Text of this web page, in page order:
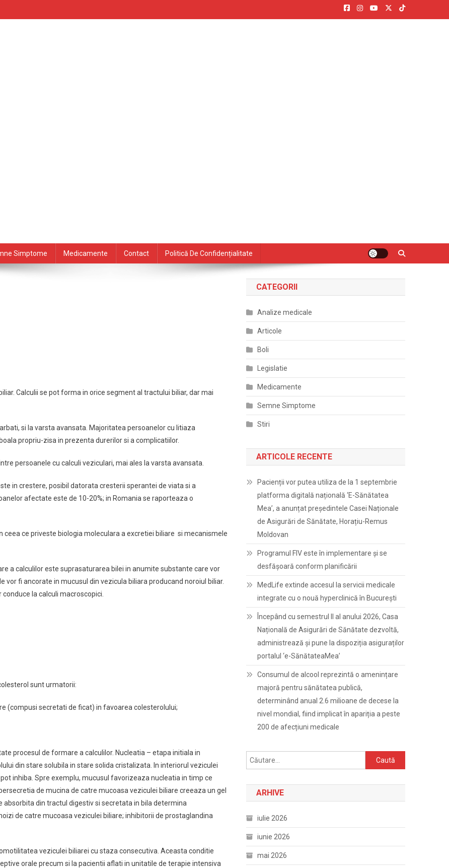
Simptome Medicamente Contact Politică De Confidențialitate
Calculii se pot forma in orice segment al tractului biliar, dar mai
si la varsta avansata. Majoritatea persoanelor cu litiaza
propriu-zisa in prezenta durerilor si a complicatiilor.
persoanele cu calculi veziculari, mai ales la varsta avansata.
in crestere, posibil datorata cresterii sperantei de viata si a
afectate este de 10-20%; in Romania se raporteaza o
ce priveste biologia moleculara a excretiei biliare si mecanismele
a calculilor este suprasaturarea bilei in anumite substante care vor
fi ancorate in mucusul din vezicula biliara producand noroiul biliar.
la calculi macroscopici.
sunt urmatorii:
(compusi secretati de ficat) in favoarea colesterolului;
procesul de formare a calculilor. Nucleatia – etapa initiala in
din stare solubila in stare solida cristalizata. In interiorul veziculei
inhiba. Spre exemplu, mucusul favorizeaza nucleatia in timp ce
de mucina de catre mucoasa veziculei biliare creeaza un gel
din tractul digestiv si secretata in bila determina
de catre mucoasa veziculei biliare; inhibitorii de prostaglandina
veziculei biliarei cu staza consecutiva. Aceasta conditie
orale precum si la pacientii aflati in unitatile de terapie intensiva
CATEGORII
Analize medicale
Articole
Boli
Legislatie
Medicamente
Semne Simptome
Stiri
ARTICOLE RECENTE
Pacienții vor putea utiliza de la 1 septembrie
platforma digitală națională ‘E-Sănătatea
Mea’, a anunțat președintele Casei Naționale
de Asigurări de Sănătate, Horațiu-Remus
Moldovan
Programul FIV este în implementare și se
desfășoară conform planificării
MedLife extinde accesul la servicii medicale
integrate cu o nouă hyperclinică în București
Începând cu semestrul II al anului 2026, Casa
Națională de Asigurări de Sănătate dezvoltă,
administrează și pune la dispoziția asiguraților
portalul ‘e-SănătateaMea’
Consumul de alcool reprezintă o amenințare
majoră pentru sănătatea publică,
determinând anual 2.6 milioane de decese la
nivel mondial, fiind implicat în apariția a peste
200 de afecțiuni medicale
Caută
după:
ARHIVE
iulie 2026
iunie 2026
mai 2026